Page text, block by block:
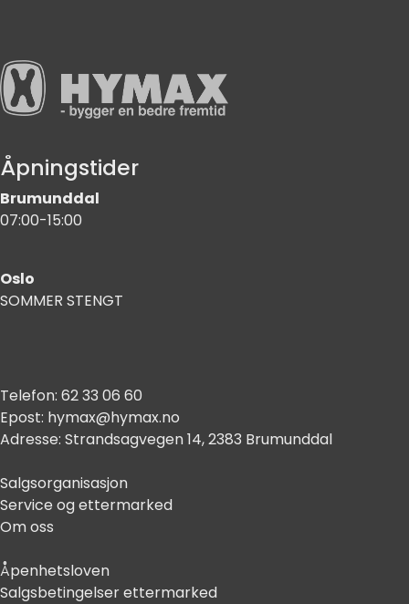
Åpningstider
Brumunddal
07:00-15:00
Oslo
SOMMER STENGT
Telefon: 62 33 06 60
Epost: hymax@hymax.no
Adresse: Strandsagvegen 14, 2383 Brumunddal
Salgsorganisasjon
Service og ettermarked
Om oss
Åpenhetsloven
Salgsbetingelser ettermarked